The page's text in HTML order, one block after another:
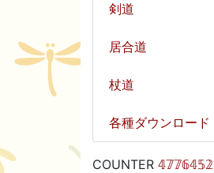
剣道
居合道
杖道
各種ダウンロード
COUNTER 𝟜𝟟𝟟𝟞𝟜𝟝𝟚